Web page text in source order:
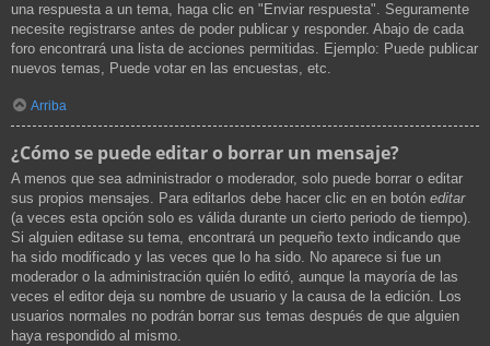
una respuesta a un tema, haga clic en "Enviar respuesta". Seguramente
necesite registrarse antes de poder publicar y responder. Abajo de cada
foro encontrará una lista de acciones permitidas. Ejemplo: Puede publicar
nuevos temas, Puede votar en las encuestas, etc.
Arriba
¿Cómo se puede editar o borrar un mensaje?
A menos que sea administrador o moderador, solo puede borrar o editar
sus propios mensajes. Para editarlos debe hacer clic en en botón editar
(a veces esta opción solo es válida durante un cierto periodo de tiempo).
Si alguien editase su tema, encontrará un pequeño texto indicando que
ha sido modificado y las veces que lo ha sido. No aparece si fue un
moderador o la administración quién lo editó, aunque la mayoría de las
veces el editor deja su nombre de usuario y la causa de la edición. Los
usuarios normales no podrán borrar sus temas después de que alguien
haya respondido al mismo.